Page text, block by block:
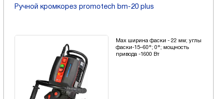
Ручной кромкорез promotech bm-20 plus
Max ширина фаски - 22 мм; углы
фаски-15–60°; 0°; мощность
привода -1600 Вт